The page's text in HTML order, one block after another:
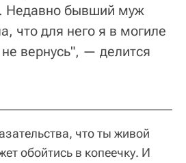
Недавно бывший муж
что для него я в могиле
не вернусь", — делится
что ты живой
обойтись в копеечку. И